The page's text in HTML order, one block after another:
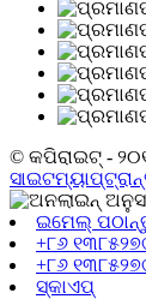
© କପିରାଇଟ୍ -
ଇମେଲ୍
+୮୬
+୮୬
ସ୍କାଏପ୍